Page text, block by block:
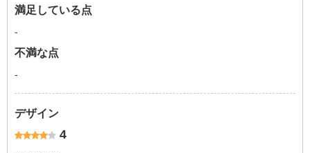
満足している点
-
不満な点
-
デザイン
4